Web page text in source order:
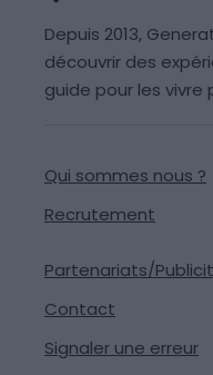
Depuis 2013,
découvrir des
guide pour les vivre
Qui sommes nous ?
Recrutement
Partenariats/
Contact
Signaler une erreur